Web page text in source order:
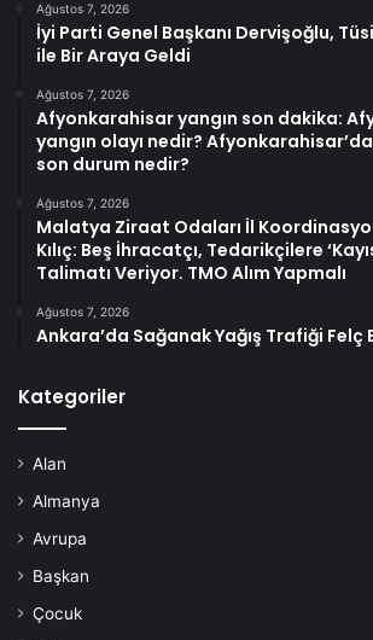
Ağustos 7, 2026
İyi Parti Genel Başkanı Dervişoğlu,
ile Bir Araya Geldi
Ağustos 7, 2026
Afyonkarahisar yangın son dakika:
yangın olayı nedir? Afyonkarahisar’da
son durum nedir?
Ağustos 7, 2026
Malatya Ziraat Odaları İl
Kılıç: Beş İhracatçı, Tedarikçilere
Talimatı Veriyor. TMO Alım Yapmalı
Ağustos 7, 2026
Ankara’da Sağanak Yağış Trafiği Felç
Kategoriler
Alan
Almanya
Avrupa
Başkan
Çocuk